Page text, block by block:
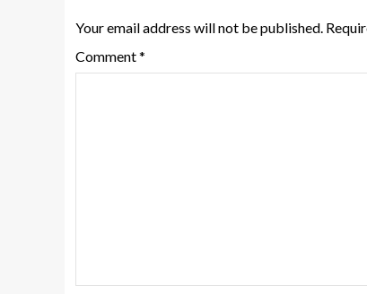
Your email address will not be published.
Comment*